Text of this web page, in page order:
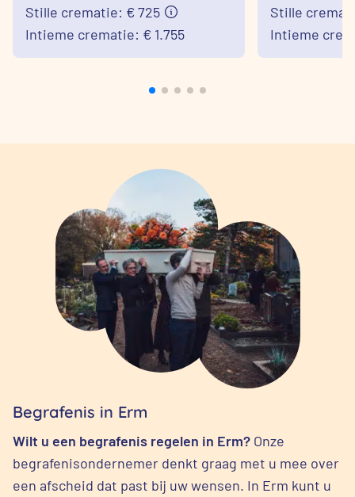
Stille crematie: € 725
Intieme crematie: € 1.755
Stille
Intieme
Begrafenis in Erm
Wilt u een begrafenis regelen in Erm? Onze
begrafenisondernemer denkt graag met u mee over
een afscheid dat past bij uw wensen. In Erm kunt u